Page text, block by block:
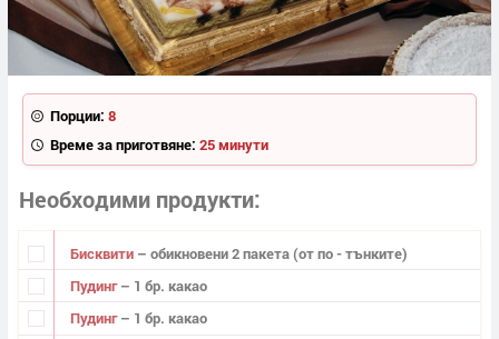
Порции: 8
Време за приготвяне: 25 минути
Необходими продукти
Бисквити – обикновени 2 пакета (от по - тънките)
Пудинг– 1 бр. какао
Пудинг– 1 бр. какао